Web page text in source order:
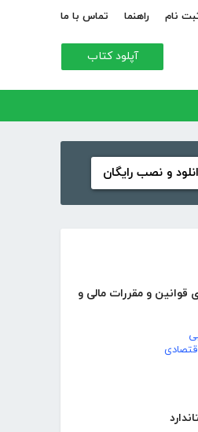
نام راهنما تماس با ما
آپلود کتاب
و نصب رایگان
قوانین و مقررات مالی و